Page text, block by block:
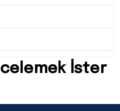
İster